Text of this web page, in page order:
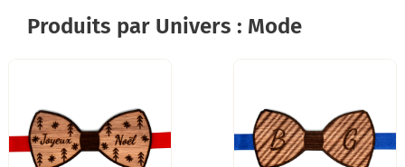
Produits par Univers : Mode